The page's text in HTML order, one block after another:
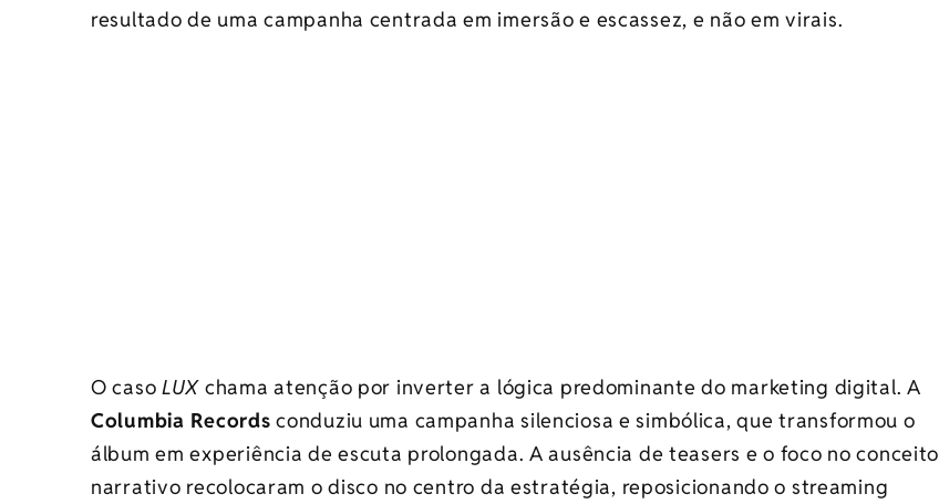
resultado de uma campanha centrada em imersão e escassez, e não em virais.
O casoLUX chama atenção por inverter a lógica predominante do marketing digital. A
Columbia Records conduziu uma campanha silenciosa e simbólica, que transformou o
álbum em experiência de escuta prolongada. A ausência de teasers e o foco no conceito
narrativo recolocaram o disco no centro da estratégia, reposicionando o streaming